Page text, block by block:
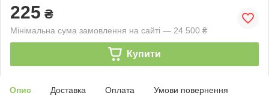
225 ₴
Мінімальна сума замовлення на сайті — 24 500 ₴
Купити
Опис Доставка Оплата Умови повернення